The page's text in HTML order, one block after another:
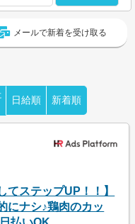
メールで新着を受け取る
日給順 新着順
てステップUP！！】
にナシ♪鶏肉のカッ